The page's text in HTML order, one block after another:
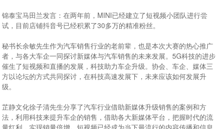
锦泰宝马田兰发言：在两年前，MINI已经建立了短视频小团队进行尝
试，目前店铺抖音号已经积累了30多万的精准粉丝。
秘书长余敏先生作为汽车销售行业的老前辈，也是本次大赛的热心推广
者，与各大车企一同探讨新媒体与汽车销售的未来发展。5G科技的进步
催生了短视频和直播的发展，科技助力车企升级。协会、车企、媒体三
方以论坛的方式共同探讨，在科技高速发展下，未来应该如何发展升
级。
芷静文化徐子清先生分享了汽车行业借助新媒体升级销售的案例和方
法，利用科技来提升车企的销售，借助各大新媒体平台，把握时代的流
量红利，实现销量倍增。短视频已经成为当下最流行的内容传播和信息